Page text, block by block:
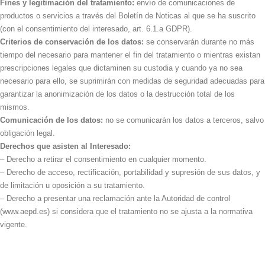
Fines y legitimación del tratamiento: envío de comunicaciones de
productos o servicios a través del Boletín de Noticas al que se ha suscrito
(con el consentimiento del interesado, art. 6.1.a GDPR).
Criterios de conservación de los datos: se conservarán durante no más
tiempo del necesario para mantener el fin del tratamiento o mientras existan
prescripciones legales que dictaminen su custodia y cuando ya no sea
necesario para ello, se suprimirán con medidas de seguridad adecuadas para
garantizar la anonimización de los datos o la destrucción total de los
mismos.
Comunicación de los datos: no se comunicarán los datos a terceros, salvo
obligación legal.
Derechos que asisten al Interesado:
– Derecho a retirar el consentimiento en cualquier momento.
– Derecho de acceso, rectificación, portabilidad y supresión de sus datos, y
de limitación u oposición a su tratamiento.
– Derecho a presentar una reclamación ante la Autoridad de control
(www.aepd.es) si considera que el tratamiento no se ajusta a la normativa
vigente.